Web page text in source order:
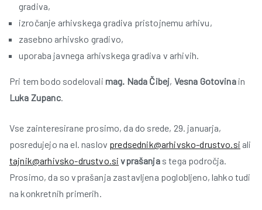
gradiva,
izročanje arhivskega gradiva pristojnemu arhivu,
zasebno arhivsko gradivo,
uporaba javnega arhivskega gradiva v arhivih.
Pri tem bodo sodelovali mag. Nada Čibej, Vesna Gotovinain
Luka Zupanc.
Vse zainteresirane prosimo, da do srede, 29. januarja,
posredujejo na el. naslov predsednik@arhivsko-drustvo.si ali
tajnik@arhivsko-drustvo.si vprašanjas tega področja.
Prosimo, da so vprašanja zastavljena poglobljeno, lahko tudi
na konkretnih primerih.